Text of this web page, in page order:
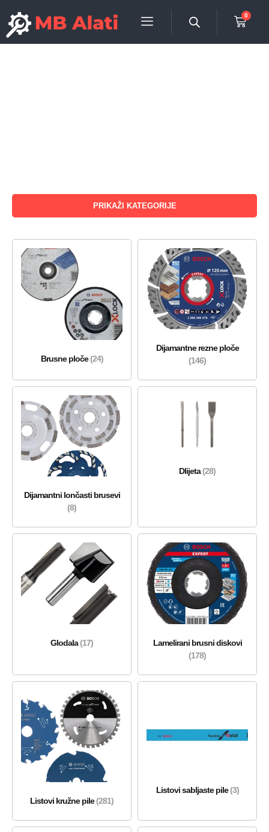
0
PRIKAŽI KATEGORIJE
Brusne ploče(24)
Dijamantne rezne ploče
(146)
Dijamantni lončasti brusevi
(8)
Dlijeta(28)
Glodala(17)
Lamelirani brusni diskovi
(178)
Listovi kružne pile(281)
Listovi sabljaste pile(3)